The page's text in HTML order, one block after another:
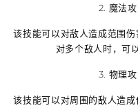
2. 魔法
该技能可以对敌人造成范围
对多个敌人时，可
3. 物理
该技能可以对周围的敌人造